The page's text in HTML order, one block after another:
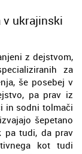
v ukrajinski
z dejstvom,
za
še posebej v
pa prav iz
in sodni tolmači
šepetano
pa tudi, da prav
kot tudi